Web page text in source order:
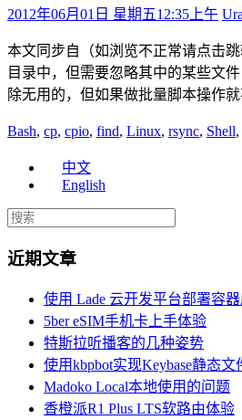
2012年06月01日 星期五12:35上午
本文同步自（如浏览不正常请点击跳
目录中，但需要忽略其中的某些文
除无用的，但如果做批量脚本操作
Bash, cp, cpio, find, Linux, rsync, Shell,
中文
English
近期文章
使用 Lade 云开发平台部署容器
5ber eSIM手机卡上手体验
特斯拉听播客的几种姿势
使用kbpbot实现Keybase静态文
Madoko Local本地使用的问题
香橙派R1 Plus LTS软路由体验